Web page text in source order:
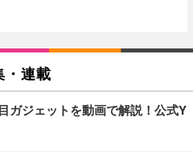
・連載
ガジェットを動画で解説！公式Y